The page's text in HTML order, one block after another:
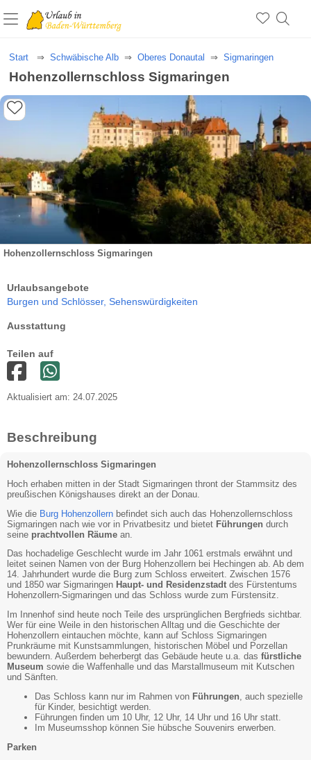
Start Schwäbische Alb Oberes Donautal Sigmaringen
Hohenzollernschloss Sigmaringen
Hohenzollernschloss Sigmaringen
Urlaubsangebote
Burgen und Schlösser, Sehenswürdigkeiten
Ausstattung
Teilen auf
Aktualisiert am: 24.07.2025
Beschreibung
Hohenzollernschloss Sigmaringen
Hoch erhaben mitten in der Stadt Sigmaringen thront der Stammsitz des
preußischen Königshauses direkt an der Donau.
Wie die Burg Hohenzollern befindet sich auch das Hohenzollernschloss
Sigmaringen nach wie vor in Privatbesitz und bietet Führungen durch
seine prachtvollen Räume an.
Das hochadelige Geschlecht wurde im Jahr 1061 erstmals erwähnt und
leitet seinen Namen von der Burg Hohenzollern bei Hechingen ab. Ab dem
14. Jahrhundert wurde die Burg zum Schloss erweitert. Zwischen 1576
und 1850 war Sigmaringen Haupt- und Residenzstadt des Fürstentums
Hohenzollern-Sigmaringen und das Schloss wurde zum Fürstensitz.
Im Innenhof sind heute noch Teile des ursprünglichen Bergfrieds sichtbar.
Wer für eine Weile in den historischen Alltag und die Geschichte der
Hohenzollern eintauchen möchte, kann auf Schloss Sigmaringen
Prunkräume mit Kunstsammlungen, historischen Möbel und Porzellan
bewundern. Außerdem beherbergt das Gebäude heute u.a. das fürstliche
Museum sowie die Waffenhalle und das Marstallmuseum mit Kutschen
und Sänften.
Das Schloss kann nur im Rahmen von Führungen , auch spezielle
für Kinder, besichtigt werden.
Führungen finden um 10 Uhr, 12 Uhr, 14 Uhr und 16 Uhr statt.
Im Museumsshop können Sie hübsche Souvenirs erwerben.
Parken